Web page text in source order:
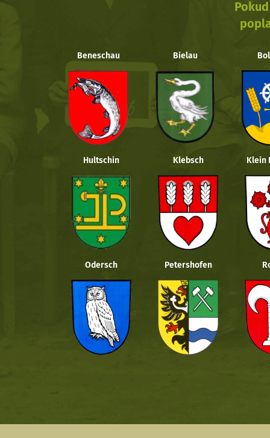
Beneschau Bielau
Hultschin Klebsch Klein
Odersch Petershofen